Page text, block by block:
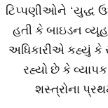
ટિપ્પણીઓને ‘યુદ્ધ
હતી કે બાઇડન
અધિકારીએ કહ્યું કે
રહ્યો છે કે
શસ્ત્રોના